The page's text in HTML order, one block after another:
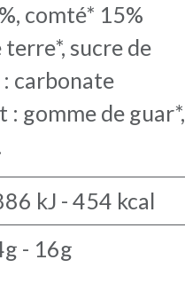
comté* 15%
sucre de
: carbonate
: gomme de guar*,
kJ - 454 kcal
- 16g